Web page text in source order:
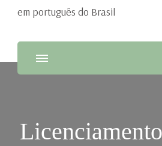
em português do Brasil